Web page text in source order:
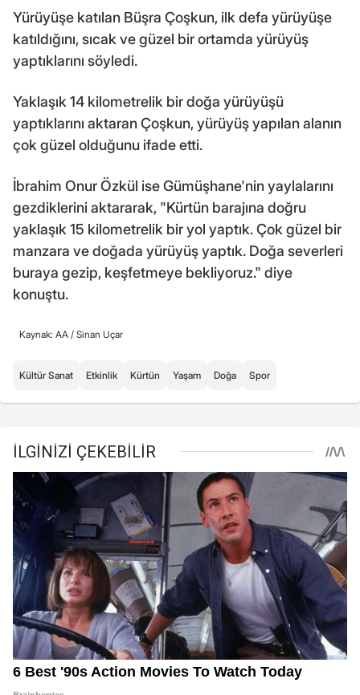
Yürüyüşe katılan Büşra Çoşkun, ilk defa yürüyüşe
katıldığını, sıcak ve güzel bir ortamda yürüyüş
yaptıklarını söyledi.
Yaklaşık 14 kilometrelik bir doğa yürüyüşü
yaptıklarını aktaran Çoşkun, yürüyüş yapılan alanın
çok güzel olduğunu ifade etti.
İbrahim Onur Özkül ise Gümüşhane'nin yaylalarını
gezdiklerini aktararak, "Kürtün barajına doğru
yaklaşık 15 kilometrelik bir yol yaptık. Çok güzel bir
manzara ve doğada yürüyüş yaptık. Doğa severleri
buraya gezip, keşfetmeye bekliyoruz." diye
konuştu.
Kaynak: AA / Sinan Uçar
Kültür Sanat Etkinlik Kürtün Yaşam Doğa Spor